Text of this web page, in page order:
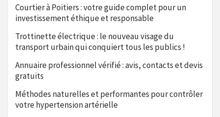
Courtier à Poitiers : votre guide complet pour un
investissement éthique et responsable
Trottinette électrique : le nouveau visage du
transport urbain qui conquiert tous les publics !
Annuaire professionnel vérifié : avis, contacts et devis
gratuits
Méthodes naturelles et performantes pour contrôler
votre hypertension artérielle